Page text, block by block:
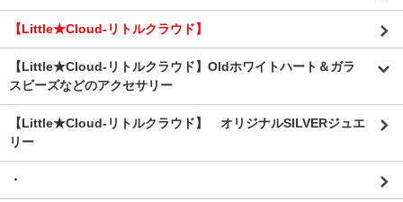
【Little★Cloud-リトルクラウド】
【Little★Cloud-リトルクラウド】Oldホワイトハート＆ガラ
スビーズなどのアクセサリー
【Little★Cloud-リトルクラウド】 オリジナルSILVERジュエ
リー
・